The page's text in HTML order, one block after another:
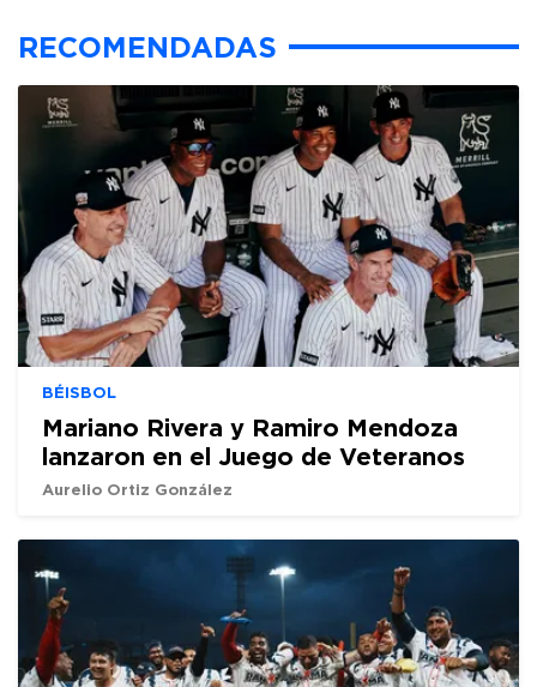
RECOMENDADAS
BÉISBOL
Mariano Rivera y Ramiro Mendoza
lanzaron en el Juego de Veteranos
Aurelio Ortiz González